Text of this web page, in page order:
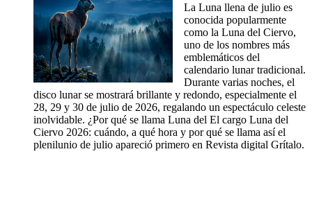
La Luna llena de julio es
conocida popularmente
como la Luna del Ciervo,
uno de los nombres más
emblemáticos del
calendario lunar tradicional.
Durante varias noches, el
disco lunar se mostrará brillante y redondo, especialmente el
28, 29 y 30 de julio de 2026, regalando un espectáculo celeste
inolvidable. ¿Por qué se llama Luna del El cargo Luna del
Ciervo 2026: cuándo, a qué hora y por qué se llama así el
plenilunio de julio apareció primero en Revista digital Grítalo.